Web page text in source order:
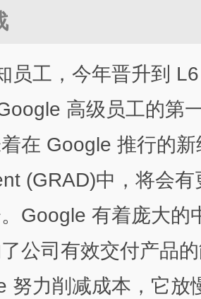
员工，今年晋升到
高级员工的第
在 Google 推行的
(GRAD)中，将会
Google 有着庞大的
公司有效交付产品
努力削减成本，它